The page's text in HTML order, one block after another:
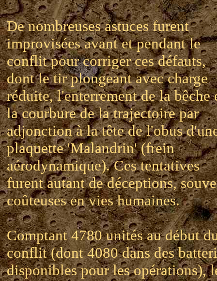
De nombreuses astuces furent
improvisées avant et pendant le
conflit pour corriger ces défauts,
dont le tir plongeant avec charge
réduite, l'enterrement de la bêche
la courbure de la trajectoire par
adjonction à la tête de l'obus
plaquette 'Malandrin' (frein
aérodynamique). Ces tentatives
furent autant de déceptions,
coûteuses en vies humaines.
Comptant 4780 unités au début
conflit (dont 4080 dans des
disponibles pour les opérations),